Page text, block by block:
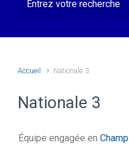
Accueil Nationale 3
Nationale 3
Équipe engagée en